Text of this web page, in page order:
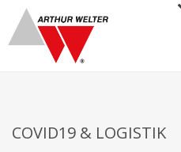
COVID19 & LOGISTIK